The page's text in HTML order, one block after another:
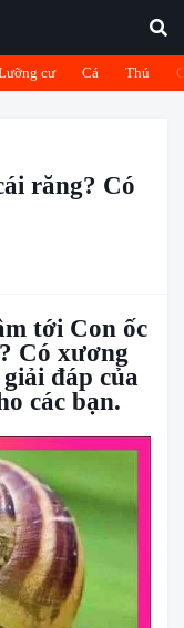
cư Cá Thú
răng? Có
tới Con ốc
Có xương
đáp của
các bạn.